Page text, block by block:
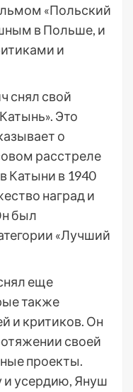
«Польский
в Польше, и
и
снял свой
Это
о
расстреле
Катыни в 1940
наград и
был
«Лучший
еще
также
и критиков. Он
своей
проекты.
и усердию, Януш